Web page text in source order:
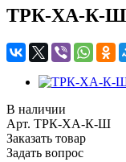
ТРК-ХА-К-Ш
В наличии
Арт. ТРК-ХА-К-Ш
Заказать товар
Задать вопрос